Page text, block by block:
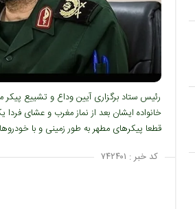
رئیس ستاد برگزاری آیین وداع و تشییع پیکر
خانواده ایشان بعد از نماز مغرب و عشای
قطعا پیکرهای مطهر به طور زمینی و با
کد خبر : ۷۴۲۴۰۱